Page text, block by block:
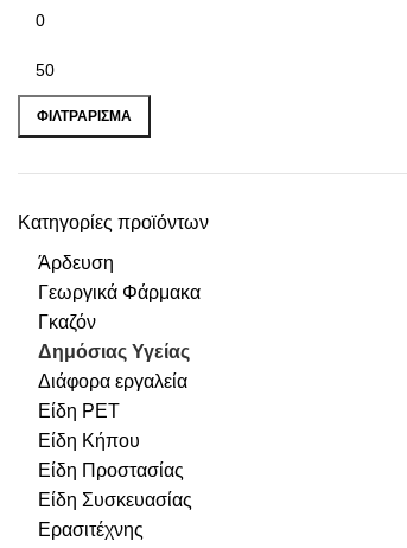
ΦΙΛΤΡΆΡΙΣΜΑ
Κατηγορίες προϊόντων
Άρδευση
Γεωργικά Φάρμακα
Γκαζόν
Δημόσιας Υγείας
Διάφορα εργαλεία
Είδη PET
Είδη Κήπου
Είδη Προστασίας
Είδη Συσκευασίας
Ερασιτέχνης